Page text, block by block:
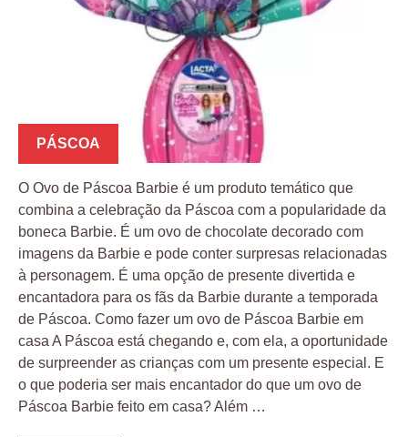
PÁSCOA
O Ovo de Páscoa Barbie é um produto temático que
combina a celebração da Páscoa com a popularidade da
boneca Barbie. É um ovo de chocolate decorado com
imagens da Barbie e pode conter surpresas relacionadas
à personagem. É uma opção de presente divertida e
encantadora para os fãs da Barbie durante a temporada
de Páscoa. Como fazer um ovo de Páscoa Barbie em
casa A Páscoa está chegando e, com ela, a oportunidade
de surpreender as crianças com um presente especial. E
o que poderia ser mais encantador do que um ovo de
Páscoa Barbie feito em casa? Além …